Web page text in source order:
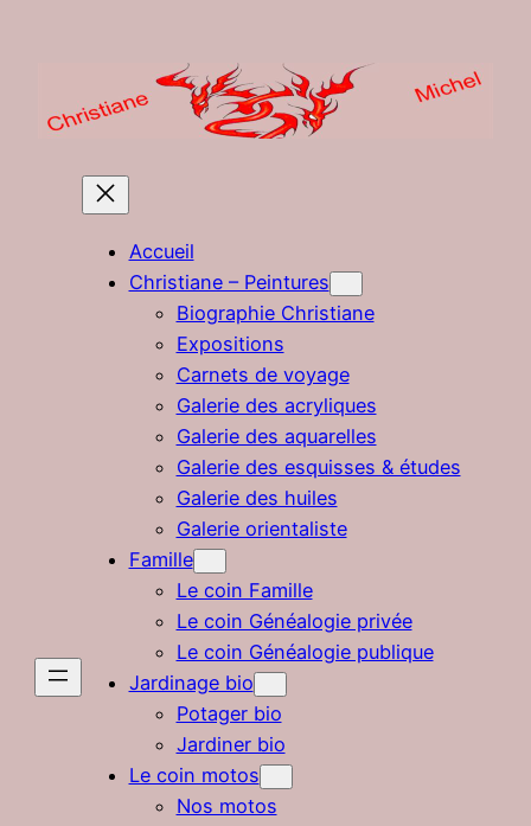
Accueil
Christiane – Peintures
Biographie Christiane
Expositions
Carnets de voyage
Galerie des acryliques
Galerie des aquarelles
Galerie des esquisses & études
Galerie des huiles
Galerie orientaliste
Famille
Le coin Famille
Le coin Généalogie privée
Le coin Généalogie publique
Jardinage bio
Potager bio
Jardiner bio
Le coin motos
Nos motos